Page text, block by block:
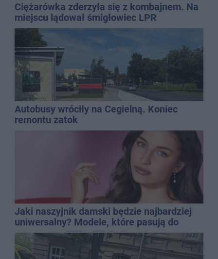
Ciężarówka zderzyła się z kombajnem. Na
miejscu lądował śmigłowiec LPR
Autobusy wróciły na Cegielną. Koniec
remontu zatok
Jaki naszyjnik damski będzie najbardziej
uniwersalny? Modele, które pasują do
wielu stylizacji